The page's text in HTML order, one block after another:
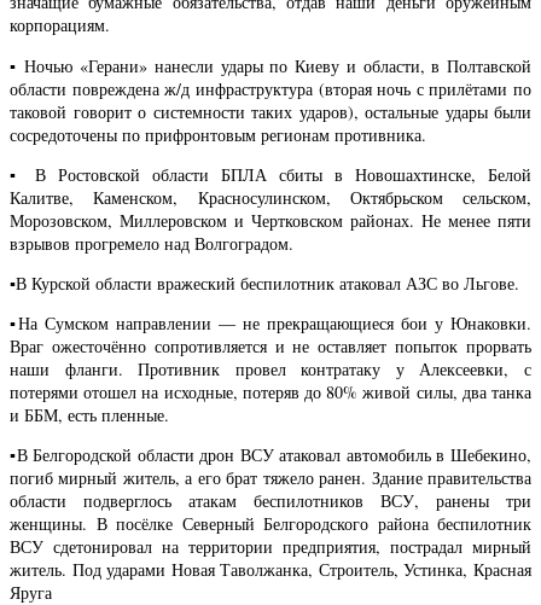
корпорациям.
▪️ Ночью «Герани» нанесли удары по Киеву и области, в Полтавской
области повреждена ж/д инфраструктура (вторая ночь с прилётами по
таковой говорит о системности таких ударов), остальные удары были
сосредоточены по прифронтовым регионам противника.
▪️ В Ростовской области БПЛА сбиты в Новошахтинске, Белой
Калитве, Каменском, Красносулинском, Октябрьском сельском,
Морозовском, Миллеровском и Чертковском районах. Не менее пяти
взрывов прогремело над Волгоградом.
▪️В Курской области вражеский беспилотник атаковал АЗС во Льгове.
▪️На Сумском направлении — не прекращающиеся бои у Юнаковки.
Враг ожесточённо сопротивляется и не оставляет попыток прорвать
наши фланги. Противник провел контратаку у Алексеевки, с
потерями отошел на исходные, потеряв до 80% живой силы, два танка
и ББМ, есть пленные.
▪️В Белгородской области дрон ВСУ атаковал автомобиль в Шебекино,
погиб мирный житель, а его брат тяжело ранен. Здание правительства
области подверглось атакам беспилотников ВСУ, ранены три
женщины. В посёлке Северный Белгородского района беспилотник
ВСУ сдетонировал на территории предприятия, пострадал мирный
житель. Под ударами Новая Таволжанка, Строитель, Устинка, Красная
Яруга